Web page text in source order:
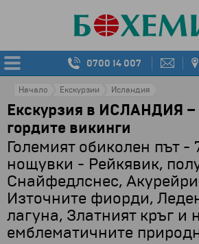
0700 14 007
Начало Екскурзии Исландия
Екскурзия в ИСЛАНДИЯ –
гордите викинги
Големият обиколен път -
нощувки - Рейкявик,
Снайфедлснес,
Източните фиорди,
лагуна, Златният кръг и
емблематичните